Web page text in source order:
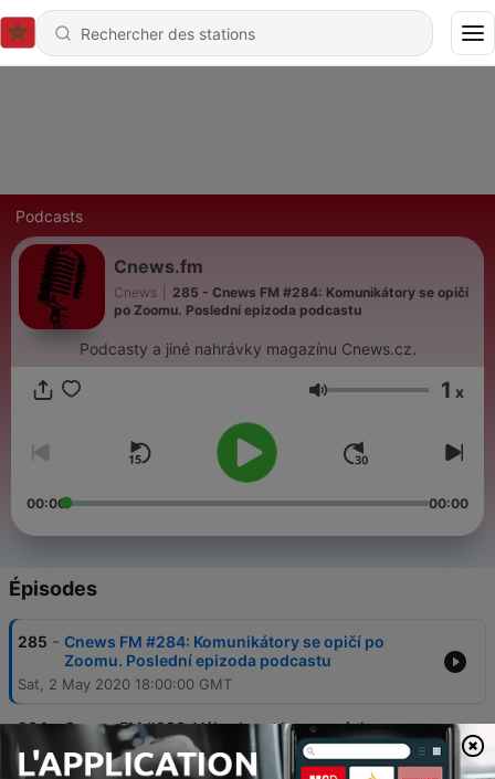
Podcasts
Cnews.fm
Cnews
285 - Cnews FM #284: Komunikátory se opičí
po Zoomu. Poslední epizoda podcastu
Podcasty a jiné nahrávky magazínu Cnews.cz.
Volume 1 x
00:00 00:00
Épisodes
285 - Cnews FM #284: Komunikátory se opičí po
Zoomu. Poslední epizoda podcastu
Sat, 2 May 2020 18:00:00 GMT
284 - Cnews FM #283: Výhodnost bazarových
komponent a Skype jako bolestné selhání
Microsoftu